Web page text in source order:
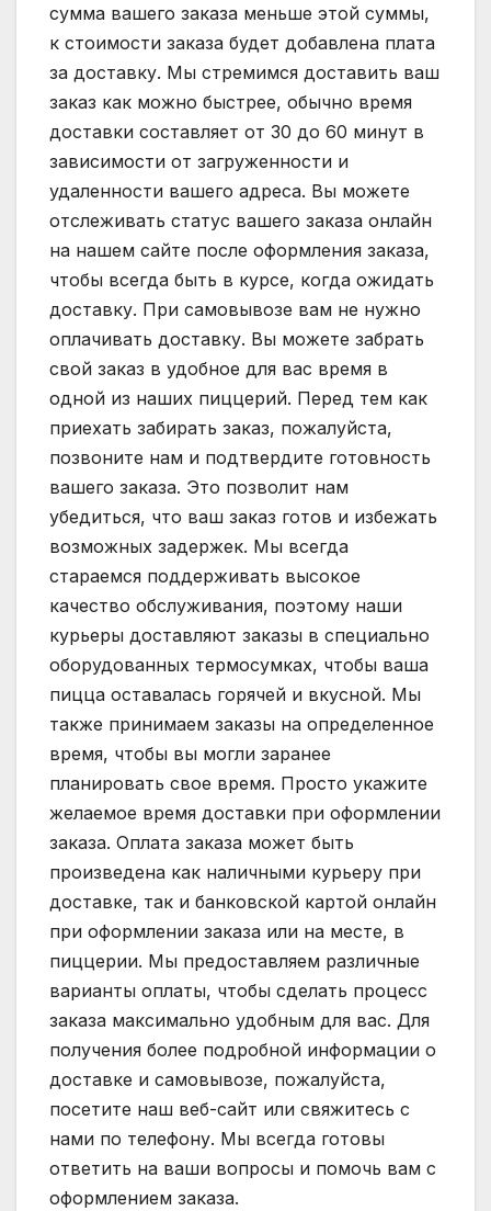
сумма вашего заказа меньше этой суммы,
к стоимости заказа будет добавлена плата
за доставку. Мы стремимся доставить ваш
заказ как можно быстрее, обычно время
доставки составляет от 30 до 60 минут в
зависимости от загруженности и
удаленности вашего адреса. Вы можете
отслеживать статус вашего заказа онлайн
на нашем сайте после оформления заказа,
чтобы всегда быть в курсе, когда ожидать
доставку. При самовывозе вам не нужно
оплачивать доставку. Вы можете забрать
свой заказ в удобное для вас время в
одной из наших пиццерий. Перед тем как
приехать забирать заказ, пожалуйста,
позвоните нам и подтвердите готовность
вашего заказа. Это позволит нам
убедиться, что ваш заказ готов и избежать
возможных задержек. Мы всегда
стараемся поддерживать высокое
качество обслуживания, поэтому наши
курьеры доставляют заказы в специально
оборудованных термосумках, чтобы ваша
пицца оставалась горячей и вкусной. Мы
также принимаем заказы на определенное
время, чтобы вы могли заранее
планировать свое время. Просто укажите
желаемое время доставки при оформлении
заказа. Оплата заказа может быть
произведена как наличными курьеру при
доставке, так и банковской картой онлайн
при оформлении заказа или на месте, в
пиццерии. Мы предоставляем различные
варианты оплаты, чтобы сделать процесс
заказа максимально удобным для вас. Для
получения более подробной информации о
доставке и самовывозе, пожалуйста,
посетите наш веб-сайт или свяжитесь с
нами по телефону. Мы всегда готовы
ответить на ваши вопросы и помочь вам с
оформлением заказа.